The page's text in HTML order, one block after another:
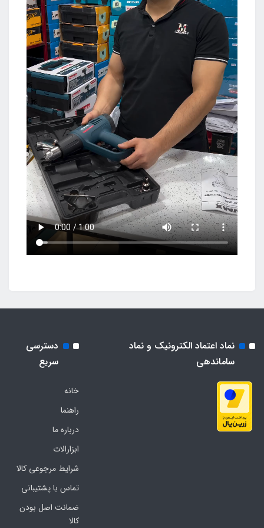
نماد اعتماد الکترونیک و نماد
ساماندهی
دسترسی
سریع
خانه
راهنما
درباره ما
ابزارالات
شرایط مرجوعی کالا
تماس با پشتیبانی
ضمانت اصل بودن
کالا